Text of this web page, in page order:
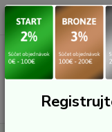
+421 907 20 22 33
(Po-Pia: 9:00-16:00)